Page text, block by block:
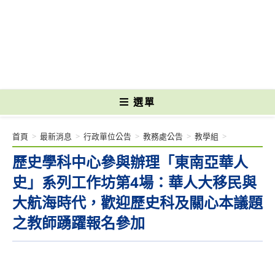
選單
歷史學科中心參與辦理「東南亞華人
史」系列工作坊第4場：華人大移民與
大航海時代，歡迎歷史科及關心本議題
之教師踴躍報名參加
首頁 > 最新消息 > 行政單位公告 > 教務處公告 > 教學組 >